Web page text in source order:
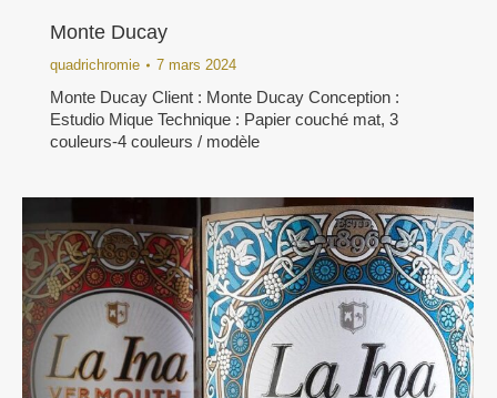
Monte Ducay
quadrichromie 7 mars 2024
Monte Ducay Client : Monte Ducay Conception :
Estudio Mique Technique : Papier couché mat, 3
couleurs-4 couleurs / modèle